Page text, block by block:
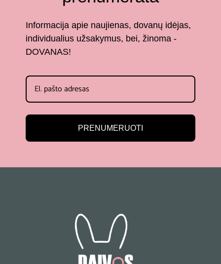
Informacija apie naujienas, dovanų idėjas,
individualius užsakymus, bei, žinoma -
DOVANAS!
PRENUMERUOTI